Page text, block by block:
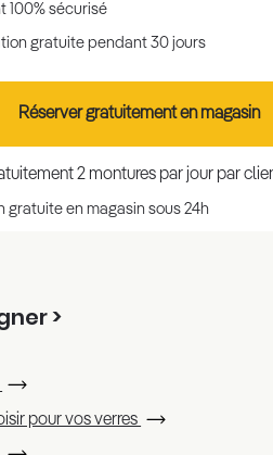
100% sécurisé
gratuite pendant 30 jours
Réserver gratuitement en magasin
2 montures par jour par
gratuite en magasin sous 24h
>
pour vos verres